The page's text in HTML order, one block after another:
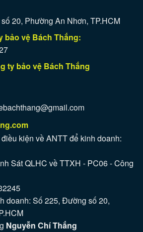
20, Phường An Nhơn, TP.HCM
bảo vệ Bách Thắng:
ty bảo vệ Bách Thắng
kiện về ANTT để kinh doanh:
Sát QLHC về TTXH - PC06 - Công
doanh: Số 225, Đường số 20,
Nguyễn Chí Thắng